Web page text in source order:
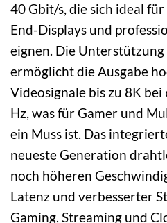
40 Gbit/s, die sich ideal für
End-Displays und
eignen. Die
ermöglicht die Ausgabe
Videosignale bis zu 8K
Hz, was für Gamer und
ein Muss ist. Das
neueste Generation
noch höheren
Latenz und verbesserter
Gaming, Streaming und